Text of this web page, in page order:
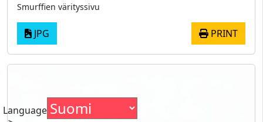
Smurffien värityssivu
JPG PRINT
Language